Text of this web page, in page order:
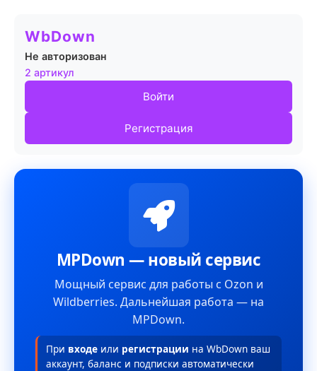
WbDown
Не авторизован
2 артикул
Войти
Регистрация
MPDown — новый сервис
Мощный сервис для работы с Ozon и
Wildberries. Дальнейшая работа — на
MPDown.
При входе или регистрации на WbDown ваш
аккаунт, баланс и подписки автоматически